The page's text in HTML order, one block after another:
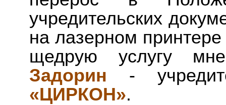
учредительских
на лазерном
щедрую услугу
Задорин -
«ЦИРКОН».